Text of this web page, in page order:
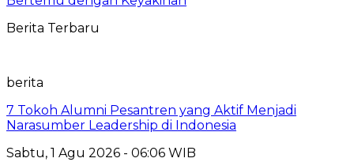
Berita Terbaru
berita
7 Tokoh Alumni Pesantren yang Aktif Menjadi
Narasumber Leadership di Indonesia
Sabtu, 1 Agu 2026 - 06:06 WIB